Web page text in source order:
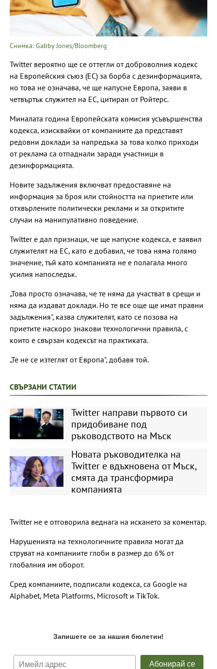
Снимка: Gabby Jones/Bloomberg
Twitter вероятно ще се оттегли от доброволния кодекс
на Европейския съюз (ЕС) за борба с дезинформацията,
но това не означава, че ще напусне Европа, заяви в
четвъртък служител на ЕС, цитиран от Ройтерс.
Миналата година Европейската комисия усъвършенства
кодекса, изисквайки от компаниите да представят
редовни доклади за напредъка за това колко приходи
от реклама са отпаднали заради участници в
дезинформацията.
Новите задължения включват предоставяне на
информация за броя или стойността на приетите или
отхвърлените политически реклами и за откритите
случаи на манипулативно поведение.
Twitter е дал признаци, че ще напусне кодекса, е заявил
служителят на ЕС, като е добавил, че това няма голямо
значение, тъй като компанията не е полагала много
усилия напоследък.
„Това просто означава, че те няма да участват в срещи и
няма да издават доклади. Но те все още ще имат правни
задължения", казва служителят, като се позова на
приетите наскоро знакови технологични правила, с
които е свързан кодексът на практиката.
„Те не се изтеглят от Европа", добавя той.
СВЪРЗАНИ СТАТИИ
Twitter направи първото си
придобиване под
ръководството на Мъск
Новата ръководителка на
Twitter е вдъхновена от Мъск,
смята да трансформира
компанията
Twitter не е отговорила веднага на искането за коментар.
Нарушенията на технологичните правила могат да
струват на компаниите глоби в размер до 6% от
глобалния им оборот.
Сред компаниите, подписали кодекса, са Google на
Alphabet, Meta Platforms, Microsoft и TikTok.